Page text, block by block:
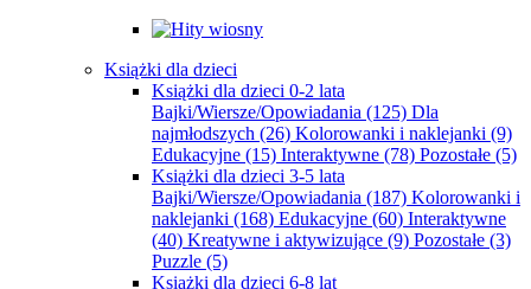
Książki dla dzieci
Książki dla dzieci 0-2 lata
Bajki/Wiersze/Opowiadania (125) Dla
najmłodszych (26) Kolorowanki i naklejanki (9)
Edukacyjne (15) Interaktywne (78) Pozostałe (5)
Książki dla dzieci 3-5 lata
Bajki/Wiersze/Opowiadania (187) Kolorowanki i
naklejanki (168) Edukacyjne (60) Interaktywne
(40) Kreatywne i aktywizujące (9) Pozostałe (3)
Puzzle (5)
Książki dla dzieci 6-8 lat